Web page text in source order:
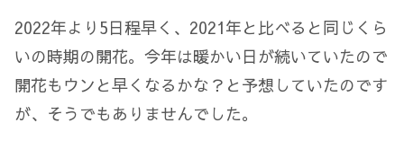
2022年より5日程早く、2021年と比べると同じくら
いの時期の開花。今年は暖かい日が続いていたので
開花もウンと早くなるかな？と予想していたのです
が、そうでもありませんでした。